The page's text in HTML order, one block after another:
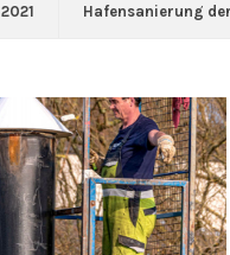
2021 Hafensanierung